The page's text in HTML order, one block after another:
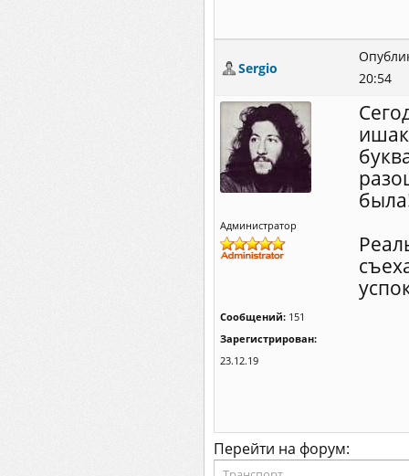
Sergio
20:54
Администратор
Сообщений: 151
Зарегистрирован:
23.12.19
Перейти на форум: